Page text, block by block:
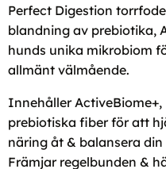
Perfect Digestion
blandning av prebiotika,
hunds unika mikrobiom
allmänt välmående.
Innehåller
prebiotiska fiber för att
näring åt & balansera
Främjar regelbunden &